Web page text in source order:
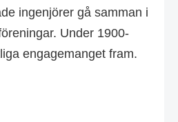
ingenjörer gå samman i
Under 1900-
engagemanget fram.